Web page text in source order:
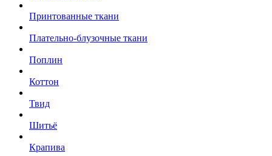
Принтованные ткани
Плательно-блузочные ткани
Поплин
Коттон
Твид
Шитьё
Крапива